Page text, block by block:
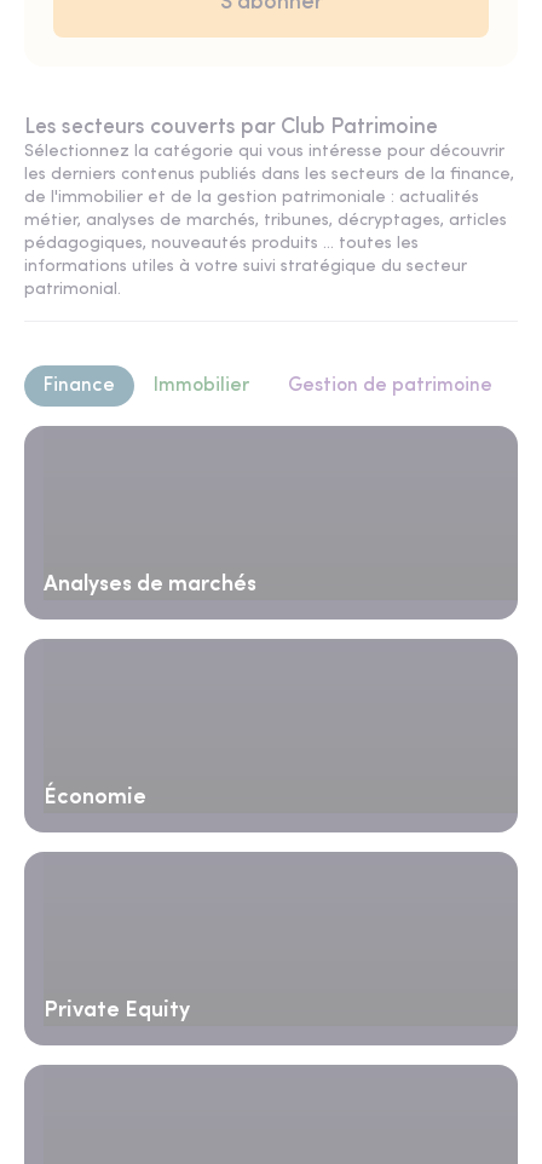
Les secteurs couverts par Club Patrimoine
Sélectionnez la catégorie qui vous intéresse pour découvrir
les derniers contenus publiés dans les secteurs de la finance,
de l'immobilier et de la gestion patrimoniale : actualités
métier, analyses de marchés, tribunes, décryptages, articles
pédagogiques, nouveautés produits ... toutes les
informations utiles à votre suivi stratégique du secteur
patrimonial.
Finance Immobilier Gestion de patrimoine
Analyses de marchés
Économie
Private Equity